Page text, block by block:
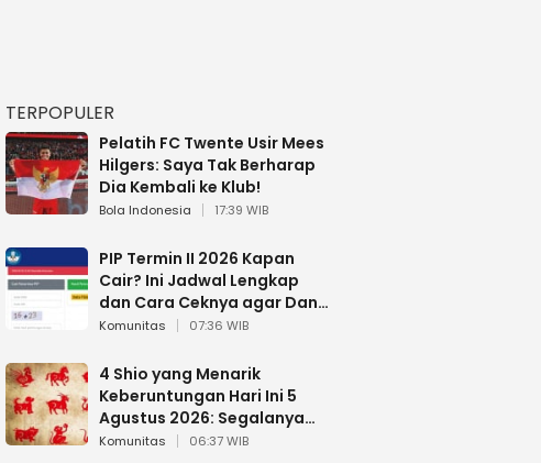
TERPOPULER
Pelatih FC Twente Usir Mees
Hilgers: Saya Tak Berharap
Dia Kembali ke Klub!
Bola Indonesia 17:39 WIB
PIP Termin II 2026 Kapan
Cair? Ini Jadwal Lengkap
dan Cara Ceknya agar Dana
Tidak Hangus!
Komunitas 07:36 WIB
4 Shio yang Menarik
Keberuntungan Hari Ini 5
Agustus 2026: Segalanya
Berjalan Lancar
Komunitas 06:37 WIB